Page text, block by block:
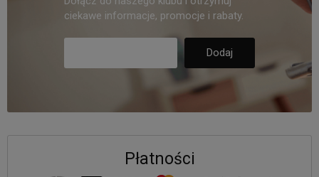
ciekawe informacje, promocje i rabaty.
Płatności